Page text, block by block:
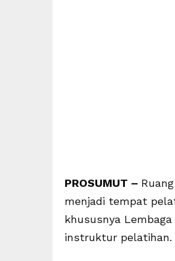
PROSUMUT –
menjadi tempat
khususnya
instruktur pelatihan.